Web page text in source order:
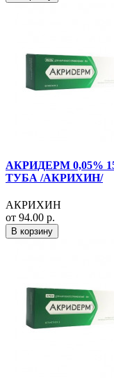
АКРИДЕРМ 0,05%
ТУБА /АКРИХИН/
АКРИХИН
от 94.00 р.
В корзину